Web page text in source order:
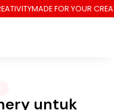
MADE FOR YOUR
untuk